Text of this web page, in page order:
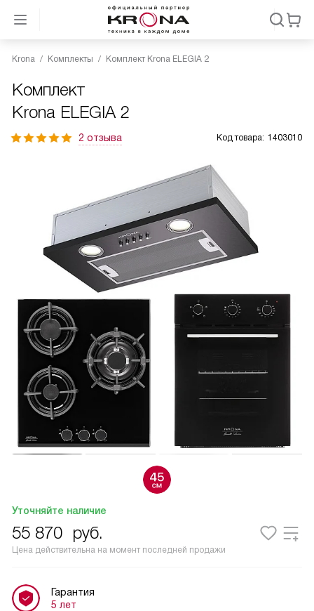
Krona Комплекты Комплект Krona ELEGIA 2
Комплект
Krona ELEGIA 2
2 отзыва Код товара: 1403010
Уточняйте наличие
55 870 руб.
Цена действительна на момент последней продажи
Гарантия
5 лет